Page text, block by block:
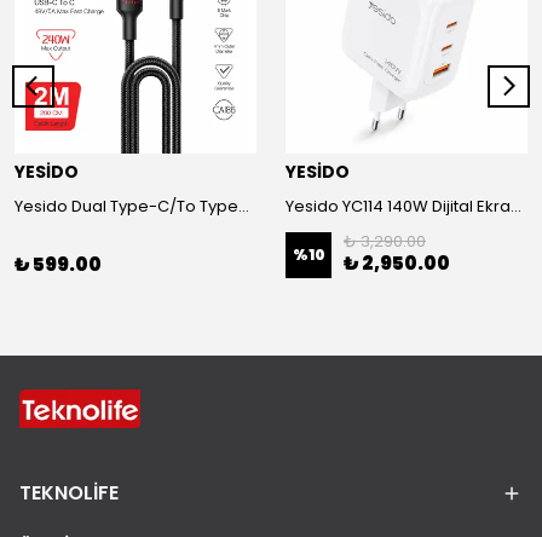
YESİDO
Yesido Dual Type-C/To Type-C 48V/5A Süper Hızlı Şarj ve Veri Kablo
₺ 599.00
YESİDO
Yesido YC114 140W Dijital Ekranlı PD Hızlı Şarj Aleti - Beyaz
%10
₺ 3,290.00
₺ 2,950.00
TEKNOLİFE